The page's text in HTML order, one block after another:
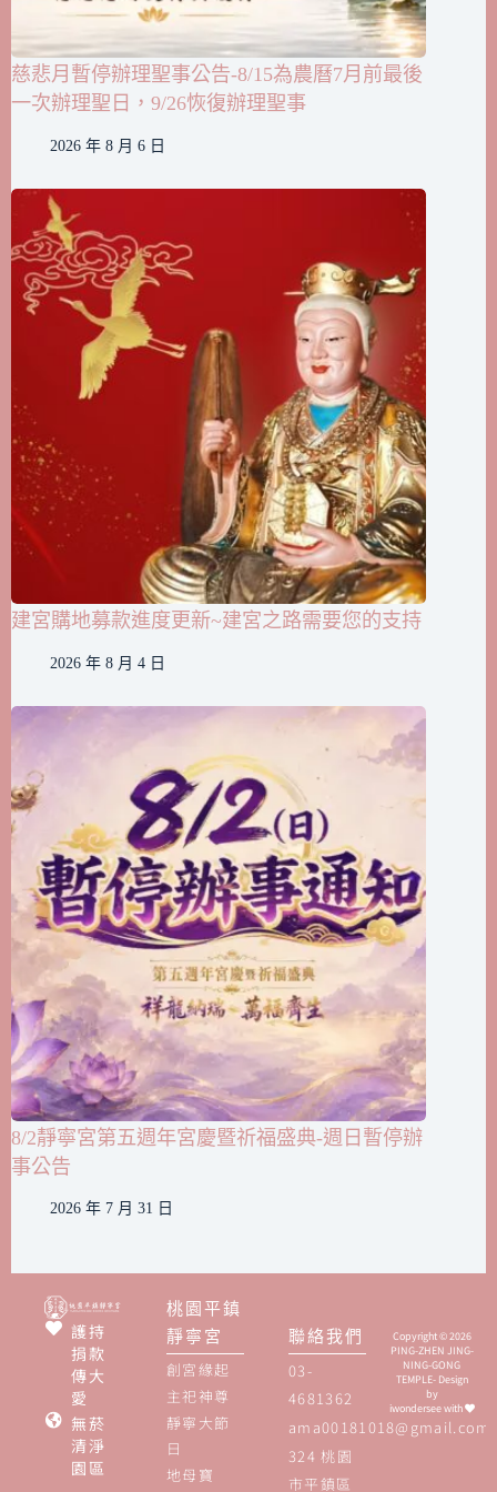
慈悲月暫停辦理聖事公告-8/15為農曆7月前最後
一次辦理聖日，9/26恢復辦理聖事
2026 年 8 月 6 日
建宮購地募款進度更新~建宮之路需要您的支持
2026 年 8 月 4 日
8/2靜寧宮第五週年宮慶暨祈福盛典-週日暫停辦
事公告
2026 年 7 月 31 日
護持
捐款
傳大
愛
無菸
清淨
園區
桃園平鎮
靜寧宮
創宮緣起
主祀神尊
靜寧大節
日
地母寶
聯絡我們
03-
4681362
ama00181018@gmail.com
324 桃園
市平鎮區
Copyright © 2026
PING-ZHEN JING-
NING-GONG
TEMPLE- Design
by
iwonderseewith